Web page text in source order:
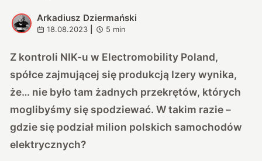
A
Arkadiusz Dziermański
18.08.2023 5 min
Z kontroli NIK-u w Electromobility Poland,
spółce zajmującej się produkcją Izery wynika,
że… nie było tam żadnych przekrętów, których
moglibyśmy się spodziewać. W takim razie –
gdzie się podział milion polskich samochodów
elektrycznych?